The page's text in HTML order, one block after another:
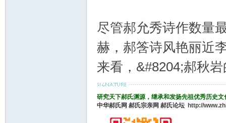
尽管郝允秀诗作数量
赫，郝筨诗风艳丽近
来看，&#8204;郝秋
研究天下郝氏渊源，继承和发扬先祖优秀历史
中华郝氏网 郝氏宗亲网 郝氏论坛 http://